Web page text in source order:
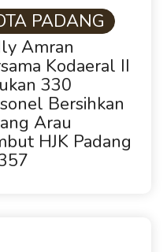
PADANG
Amran
Kodaeral II
330
Bersihkan
Arau
HJK Padang